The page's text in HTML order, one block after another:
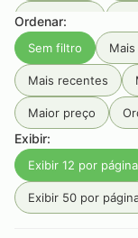
Pé Da Mata
Rainbow RAW
Seival Serra da
Serra Do Papagaio
Tabaquito
Vale do Jacu
Ordenar:
Sem filtro
Mais recentes
Maior preço
Exibir:
Exibir 12 por página
Exibir 50 por